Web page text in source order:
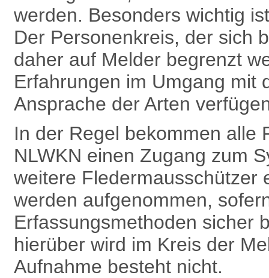
werden. Besonders wichtig
Der Personenkreis, der sich
daher auf Melder begrenzt
Erfahrungen im Umgang mit
Ansprache der Arten
In der Regel bekommen alle
NLWKN einen Zugang zum
weitere Fledermausschützer
werden aufgenommen,
Erfassungsmethoden sicher
hierüber wird im Kreis der
Aufnahme besteht nicht.